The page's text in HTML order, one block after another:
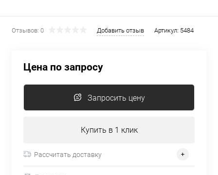
Отзывов: 0 Добавить отзыв Артикул: 5484
Цена по запросу
Запросить цену
Купить в 1 клик
Рассчитать доставку